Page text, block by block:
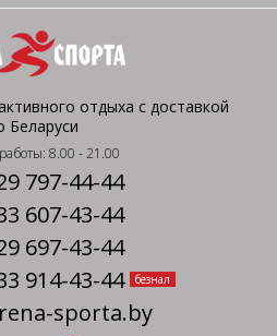
отдыха с доставкой
Беларуси
8.00 - 21.00
797-44-44
607-43-44
697-43-44
914-43-44
безнал
sporta.by